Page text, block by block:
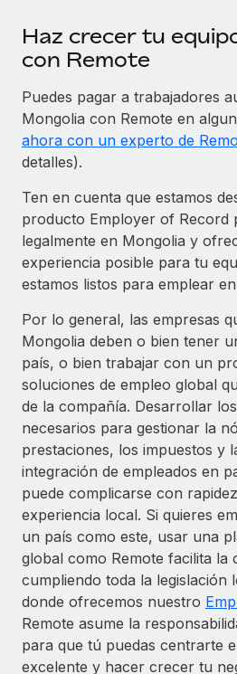
Haz crecer tu
con Remote
Puedes pagar a trabajadores
Mongolia con Remote en
ahora con un experto de
detalles).
Ten en cuenta que estamos
producto Employer of Record
legalmente en Mongolia y
experiencia posible para tu
estamos listos para emplear
Por lo general, las empresas
Mongolia deben o bien tener
país, o bien trabajar con un
soluciones de empleo global
de la compañía. Desarrollar
necesarios para gestionar la
prestaciones, los impuestos y
integración de empleados en
puede complicarse con
experiencia local. Si quieres
un país como este, usar una
global como Remote facilita la
cumpliendo toda la legislación
donde ofrecemos nuestro
Remote asume la
para que tú puedas centrarte
excelente y hacer crecer tu